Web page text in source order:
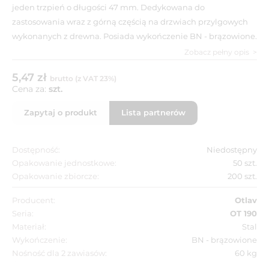
jeden trzpień o długości 47 mm. Dedykowana do
zastosowania wraz z górną częścią na drzwiach przylgowych
wykonanych z drewna. Posiada wykończenie BN - brązowione.
Zobacz pełny opis
5,47 zł brutto (z VAT 23%)
Cena za: szt.
Zapytaj o produkt Lista partnerów
Dostępność:
Niedostępny
Opakowanie jednostkowe:
50 szt.
Opakowanie zbiorcze:
200 szt.
Producent:
Otlav
Seria:
OT 190
Materiał:
Stal
Wykończenie:
BN - brązowione
Nośność dla 2 zawiasów:
60 kg